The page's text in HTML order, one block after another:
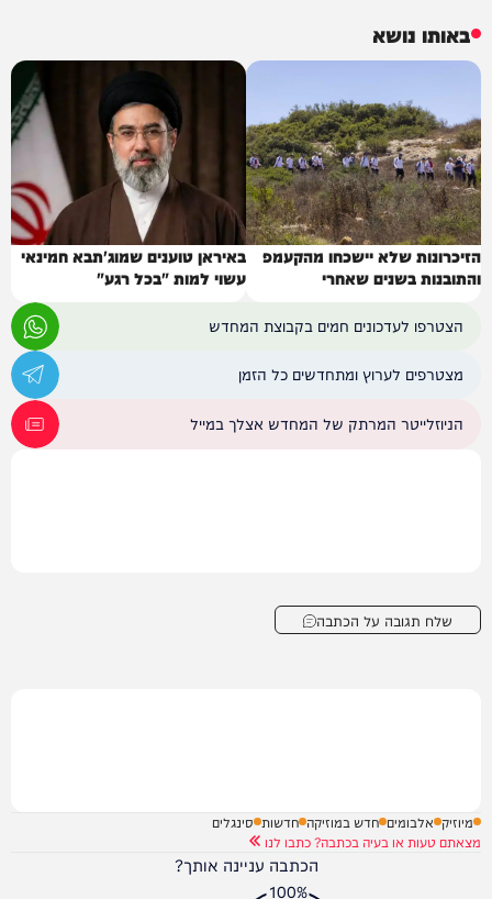
באותו נושא
הזיכרונות שלא יישכחו מהקעמפ
והתובנות בשנים שאחרי
באיראן טוענים שמוג'תבא חמינאי
עשוי למות "בכל רגע"
הצטרפו לעדכונים חמים בקבוצת המחדש
מצטרפים לערוץ ומתחדשים כל הזמן
הניוזלייטר המרתק של המחדש אצלך במייל
שלח תגובה על הכתבה
מיוזיק אלבומים חדש במוזיקה חדשות סינגלים
מצאתם טעות או בעיה בכתבה? כתבו לנו
הכתבה עניינה אותך?
100%